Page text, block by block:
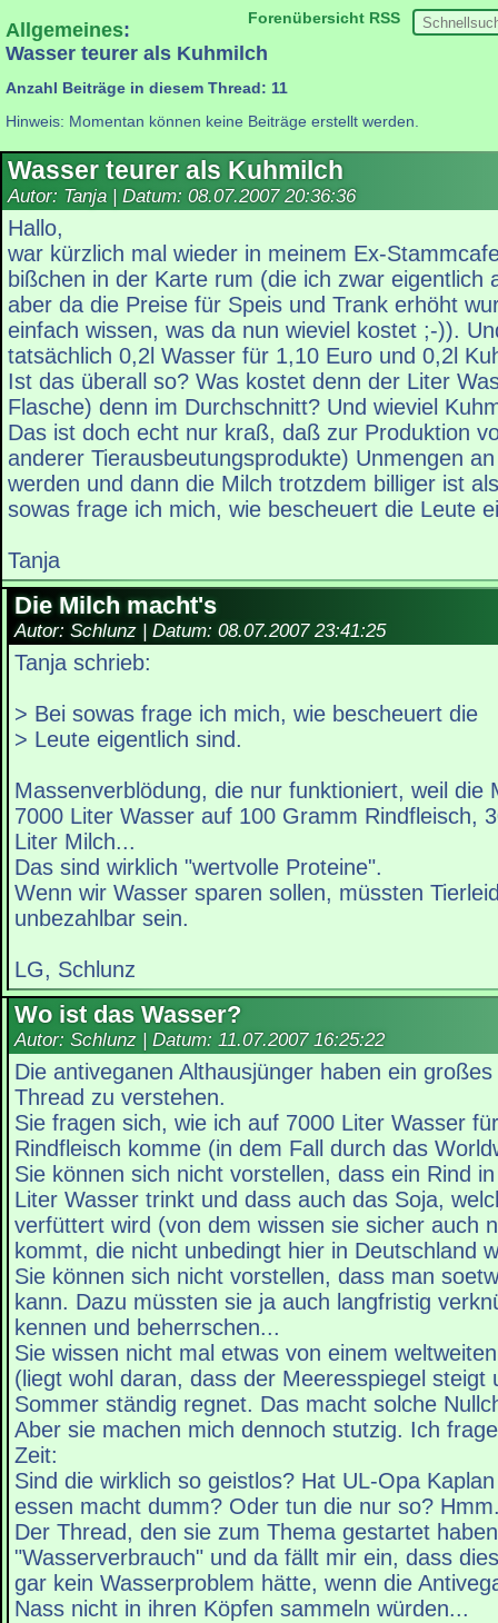
Forenübersicht RSS
Allgemeines:
Wasser teurer als Kuhmilch
Anzahl Beiträge in diesem Thread: 11
Hinweis: Momentan können keine Beiträge erstellt werden.
Wasser teurer als Kuhmilch
Autor: Tanja | Datum: 08.07.2007 20:36:36
Hallo,
war kürzlich mal wieder in meinem Ex-
bißchen in der Karte rum (die ich zwar eigentlich
aber da die Preise für Speis und Trank erhöht
einfach wissen, was da nun wieviel kostet ;-)).
tatsächlich 0,2l Wasser für 1,10 Euro und 0,2l
Ist das überall so? Was kostet denn der Liter
Flasche) denn im Durchschnitt? Und wieviel
Das ist doch echt nur kraß, daß zur Produktion
anderer Tierausbeutungsprodukte) Unmengen
werden und dann die Milch trotzdem billiger ist
sowas frage ich mich, wie bescheuert die Leute
Tanja
Die Milch macht's
Autor: Schlunz | Datum: 08.07.2007 23:41:25
Tanja schrieb:
> Bei sowas frage ich mich, wie bescheuert die
> Leute eigentlich sind.
Massenverblödung, die nur funktioniert, weil die
7000 Liter Wasser auf 100 Gramm Rindfleisch,
Liter Milch...
Das sind wirklich "wertvolle Proteine".
Wenn wir Wasser sparen sollen, müssten
unbezahlbar sein.
LG, Schlunz
Wo ist das Wasser?
Autor: Schlunz | Datum: 11.07.2007 16:25:22
Die antiveganen Althausjünger haben ein
Thread zu verstehen.
Sie fragen sich, wie ich auf 7000 Liter Wasser
Rindfleisch komme (in dem Fall durch das
Sie können sich nicht vorstellen, dass ein Rind
Liter Wasser trinkt und dass auch das Soja,
verfüttert wird (von dem wissen sie sicher auch
kommt, die nicht unbedingt hier in Deutschland
Sie können sich nicht vorstellen, dass man
kann. Dazu müssten sie ja auch langfristig
kennen und beherrschen...
Sie wissen nicht mal etwas von einem
(liegt wohl daran, dass der Meeresspiegel steigt
Sommer ständig regnet. Das macht solche
Aber sie machen mich dennoch stutzig. Ich
Zeit:
Sind die wirklich so geistlos? Hat UL-Opa
essen macht dumm? Oder tun die nur so?
Der Thread, den sie zum Thema gestartet
"Wasserverbrauch" und da fällt mir ein, dass
gar kein Wasserproblem hätte, wenn die
Nass nicht in ihren Köpfen sammeln würden...